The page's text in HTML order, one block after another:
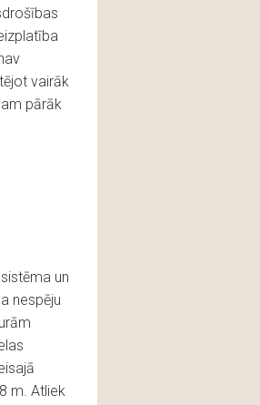
vairāk
pārāk
un
nespēju
m. Atliek